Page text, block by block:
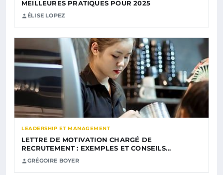
MEILLEURES PRATIQUES POUR 2025
ÉLISE LOPEZ
LEADERSHIP ET MANAGEMENT
LETTRE DE MOTIVATION CHARGÉ DE
RECRUTEMENT : EXEMPLES ET CONSEILS…
GRÉGOIRE BOYER